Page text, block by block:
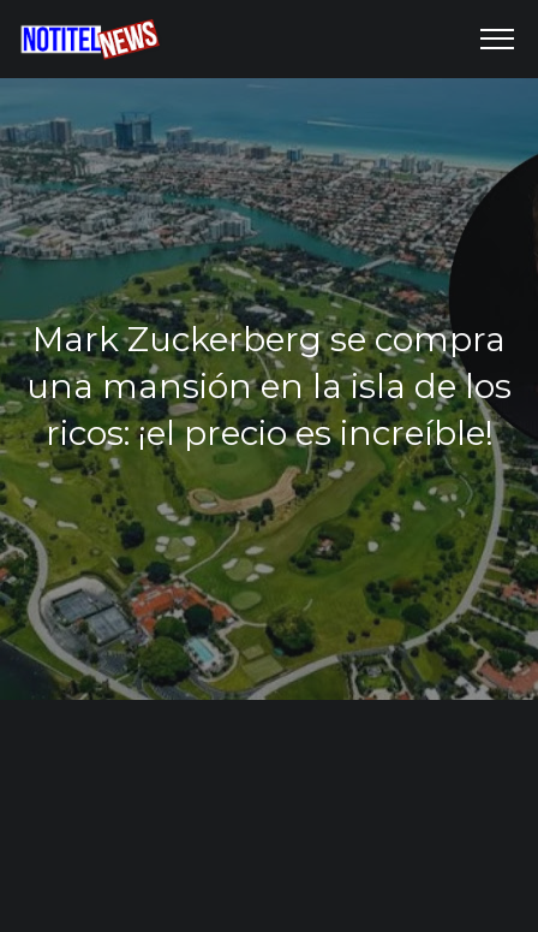
Mark Zuckerberg se compra
una mansión en la isla de los
ricos: ¡el precio es increíble!